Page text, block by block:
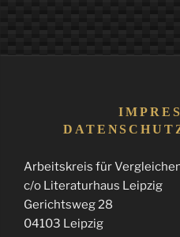
Arbeitskreis für
c/o Literaturhaus Leipzig
Gerichtsweg 28
04103 Leipzig